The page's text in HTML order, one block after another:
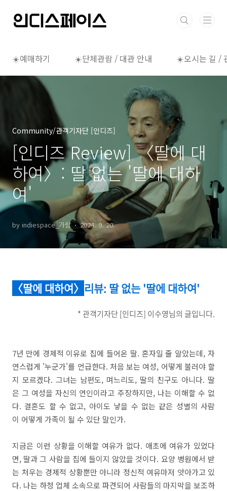
☀️예매하기 ☀️단체관람 / 대관 안내 ☀️오시는 길 /
Community/관객기자단 [인디즈]
[인디즈 Review] 〈딸에 대
하여〉: 딸 없는 '딸에 대하
여'
by indiespace_가람 2024. 9. 20.
〈딸에 대하여〉 리뷰: 딸 없는 '딸에 대하여'
* 관객기자단 [인디즈] 이수영님의 글입니다.
7년 만에 경제적 이유로 집에 들어온 딸. 혼자일 줄 알았는데, 자
연스럽게 '누군가'를 언급한다. 처음 보는 여성, 어떻게 불러야 할
지 모르겠다. 그녀는 남편도, 며느리도, 딸의 친구도 아니다. 딸
은 그 여성을 자신의 연인이라고 주장하지만, 나는 이해할 수 없
다. 결혼도 할 수 없고, 아이도 낳을 수 없는 같은 성별의 사람
이 어떻게 가족이 될 수 있단 말인가.
지금은 이런 상황을 이해할 여유가 없다. 애초에 여유가 있었다
면, 딸과 그 사람을 집에 들이지 않았을 것이다. 요양 병원에서 받
는 처우는 경제적 상황뿐만 아니라 정신적 여유마저 앗아가고 있
다. 나는 하청 업체 소속으로 파견되어 사람들의 마지막을 보조하